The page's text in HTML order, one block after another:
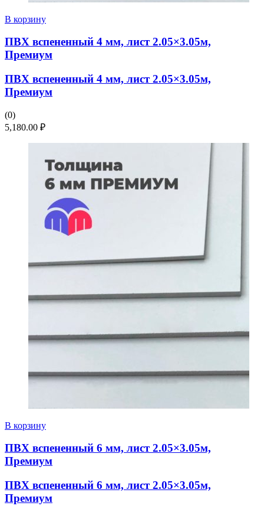
В корзину
ПВХ вспененный 4 мм, лист 2.05×3.05м,
Премиум
ПВХ вспененный 4 мм, лист 2.05×3.05м,
Премиум
(0)
5,180.00 ₽
В корзину
ПВХ вспененный 6 мм, лист 2.05×3.05м,
Премиум
ПВХ вспененный 6 мм, лист 2.05×3.05м,
Премиум